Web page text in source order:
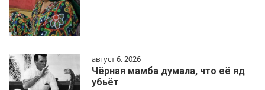
август 6, 2026
Чёрная мамба думала, что её яд
убьёт